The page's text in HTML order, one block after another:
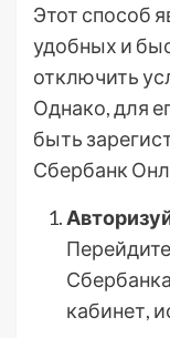
Этот способ
удобных и
отключить
Однако, для
быть
Сбербанк
кабинет,